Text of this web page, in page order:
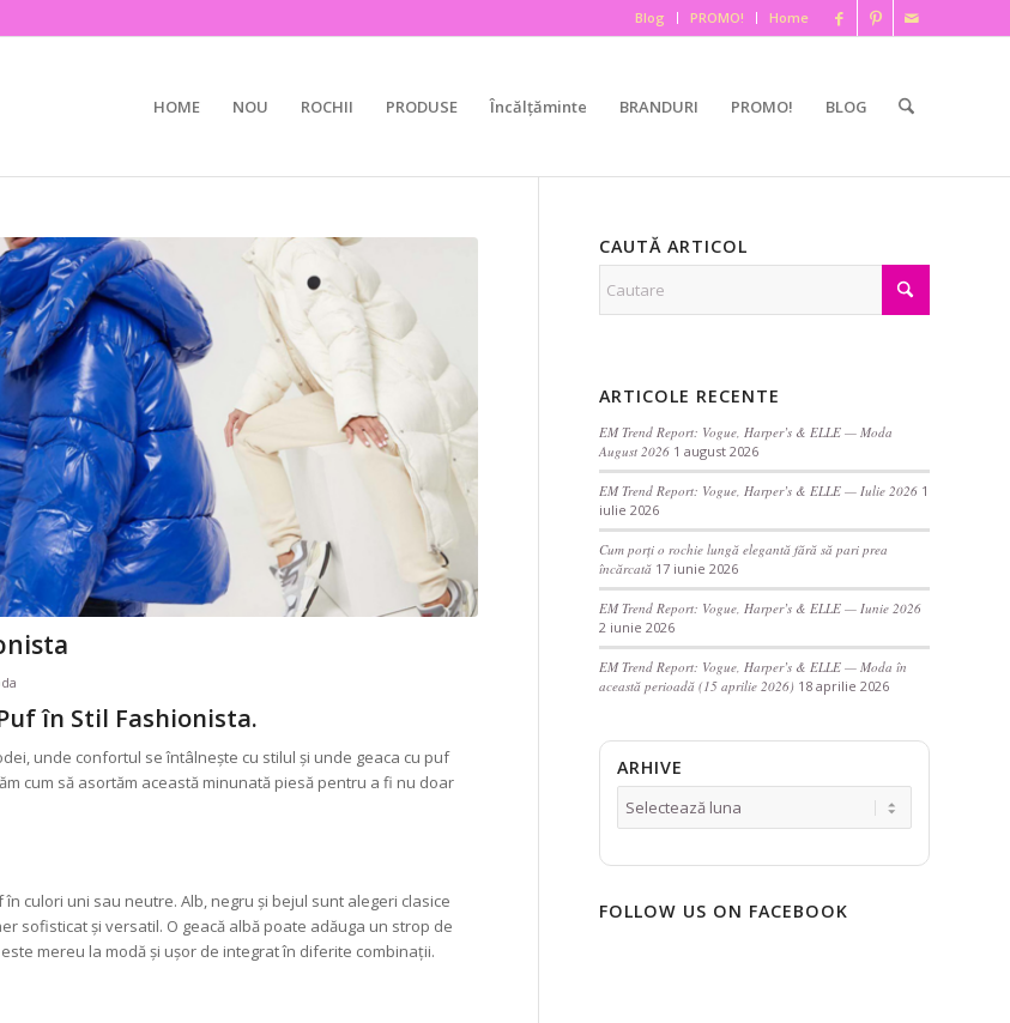
Blog PROMO! Home
HOME NOU ROCHII PRODUSE Încălțăminte BRANDURI PROMO! BLOG
în Stil Fashionista.
unde confortul se întâlnește cu stilul și unde geaca cu puf
cum să asortăm această minunată piesă pentru a fi nu doar
culori uni sau neutre. Alb, negru și bejul sunt alegeri clasice
sofisticat și versatil. O geacă albă poate adăuga un strop de
mereu la modă și ușor de integrat în diferite combinații.
CAUTĂ ARTICOL
ARTICOLE RECENTE
EM Trend Report: Vogue, Harper’s & ELLE — Moda
August 2026 1 august 2026
EM Trend Report: Vogue, Harper’s & ELLE — Iulie 2026 1
iulie 2026
Cum porți o rochie lungă elegantă fără să pari prea
încărcată 17 iunie 2026
EM Trend Report: Vogue, Harper’s & ELLE — Iunie 2026
2 iunie 2026
EM Trend Report: Vogue, Harper’s & ELLE — Moda în
această perioadă (15 aprilie 2026) 18 aprilie 2026
ARHIVE
FOLLOW US ON FACEBOOK